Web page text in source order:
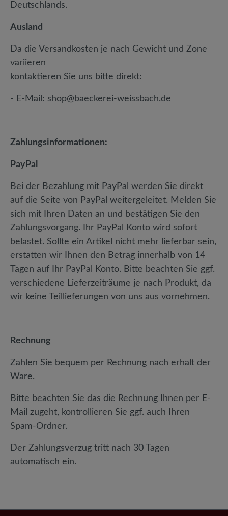
Deutschlands.
Ausland
Da die Versandkosten je nach Gewicht und Zone
variieren
kontaktieren Sie uns bitte direkt:
- E-Mail: shop@baeckerei-weissbach.de
Zahlungsinformationen:
PayPal
Bei der Bezahlung mit PayPal werden Sie direkt
auf die Seite von PayPal weitergeleitet. Melden Sie
sich mit Ihren Daten an und bestätigen Sie den
Zahlungsvorgang. Ihr PayPal Konto wird sofort
belastet. Sollte ein Artikel nicht mehr lieferbar sein,
erstatten wir Ihnen den Betrag innerhalb von 14
Tagen auf Ihr PayPal Konto. Bitte beachten Sie ggf.
verschiedene Lieferzeiträume je nach Produkt, da
wir keine Teillieferungen von uns aus vornehmen.
Rechnung
Zahlen Sie bequem per Rechnung nach erhalt der
Ware.
Bitte beachten Sie das die Rechnung Ihnen per E-
Mail zugeht, kontrollieren Sie ggf. auch Ihren
Spam-Ordner.
Der Zahlungsverzug tritt nach 30 Tagen
automatisch ein.